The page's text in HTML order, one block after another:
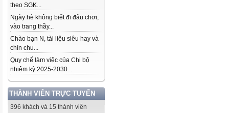
theo SGK...
Ngày hè không biết đi đâu chơi,
vào trang thầy...
Chào bạn N, tài liệu siêu hay và
chỉn chu...
Quy chế làm việc của Chi bộ
nhiệm kỳ 2025-2030...
THÀNH VIÊN TRỰC TUYẾN
396 khách và 15 thành viên